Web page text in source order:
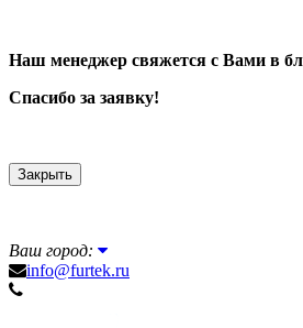
Наш менеджер свяжется с Вами в
Спасибо за заявку!
Закрыть
Ваш город:
info@furtek.ru